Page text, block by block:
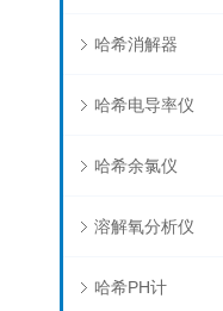
哈希消解器
哈希电导率仪
哈希余氯仪
溶解氧分析仪
哈希PH计